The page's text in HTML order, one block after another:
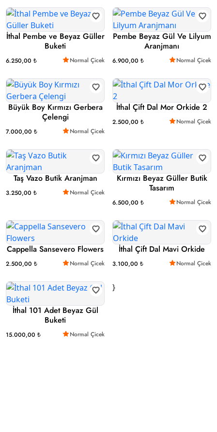
İthal Pembe ve Beyaz Güller
Buketi
6.250,00 ₺ Normal Çicek
Pembe Beyaz Gül Ve Lilyum
Aranjmanı
6.900,00 ₺ Normal Çicek
Büyük Boy Kırmızı Gerbera
Çelengi
7.000,00 ₺ Normal Çicek
İthal Çift Dal Mor Orkide 2
2.500,00 ₺ Normal Çicek
Taş Vazo Butik Aranjman
3.250,00 ₺ Normal Çicek
Kırmızı Beyaz Güller Butik
Tasarım
6.500,00 ₺ Normal Çicek
Cappella Sansevero Flowers
2.500,00 ₺ Normal Çicek
İthal Çift Dal Mavi Orkide
3.100,00 ₺ Normal Çicek
İthal 101 Adet Beyaz Gül
Buketi
15.000,00 ₺ Normal Çicek
}